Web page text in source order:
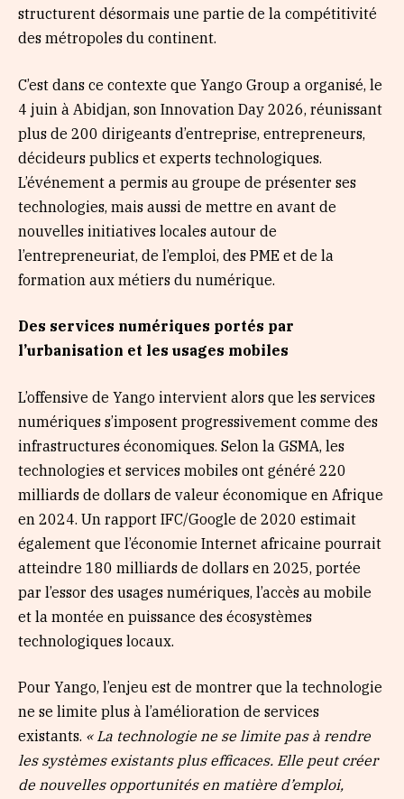
structurent désormais une partie de la compétitivité
des métropoles du continent.
C’est dans ce contexte que Yango Group a organisé, le
4 juin à Abidjan, son Innovation Day 2026, réunissant
plus de 200 dirigeants d’entreprise, entrepreneurs,
décideurs publics et experts technologiques.
L’événement a permis au groupe de présenter ses
technologies, mais aussi de mettre en avant de
nouvelles initiatives locales autour de
l’entrepreneuriat, de l’emploi, des PME et de la
formation aux métiers du numérique.
Des services numériques portés par
l’urbanisation et les usages mobiles
L’offensive de Yango intervient alors que les services
numériques s’imposent progressivement comme des
infrastructures économiques. Selon la GSMA, les
technologies et services mobiles ont généré 220
milliards de dollars de valeur économique en Afrique
en 2024. Un rapport IFC/Google de 2020 estimait
également que l’économie Internet africaine pourrait
atteindre 180 milliards de dollars en 2025, portée
par l’essor des usages numériques, l’accès au mobile
et la montée en puissance des écosystèmes
technologiques locaux.
Pour Yango, l’enjeu est de montrer que la technologie
ne se limite plus à l’amélioration de services
existants. « La technologie ne se limite pas à rendre
les systèmes existants plus efficaces. Elle peut créer
de nouvelles opportunités en matière d’emploi,